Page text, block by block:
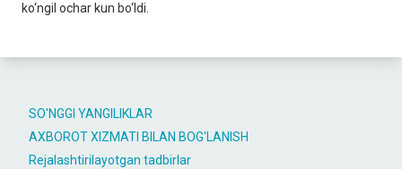
SO'NGGI YANGILIKLAR
AXBOROT XIZMATI BILAN BOG'LANISH
Rejalashtirilayotgan tadbirlar
ko‘ngil ochar kun bo‘ldi.